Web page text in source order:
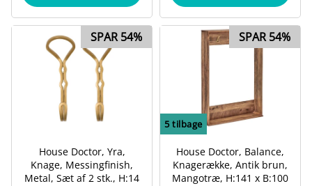
SPAR 54%
House Doctor, Yra,
Knage, Messingfinish,
Metal, Sæt af 2 stk., H:14
5tilbage
SPAR 54%
House Doctor, Balance,
Knagerække, Antik brun,
Mangotræ, H:141 x B:100